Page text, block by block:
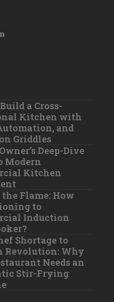
a Cross-
Kitchen with
and
Griddles
Deep-Dive
Modern
Kitchen
Flame: How
to
Induction
Shortage to
Revolution: Why
Needs an
Stir-Frying